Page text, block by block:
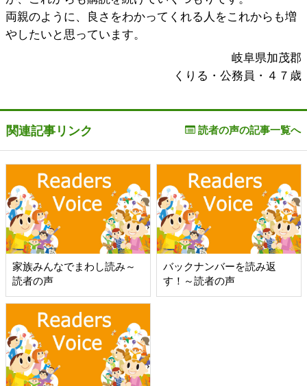
両親のように、良さをわかってくれる人をこれからも増
やしたいと思っています。
岐阜県加茂郡
くりる・公務員・４７歳
関連記事リンク 読者の声の記事一覧へ
家族みんなでまわし読み～
読者の声
バックナンバーを読み返
す！～読者の声